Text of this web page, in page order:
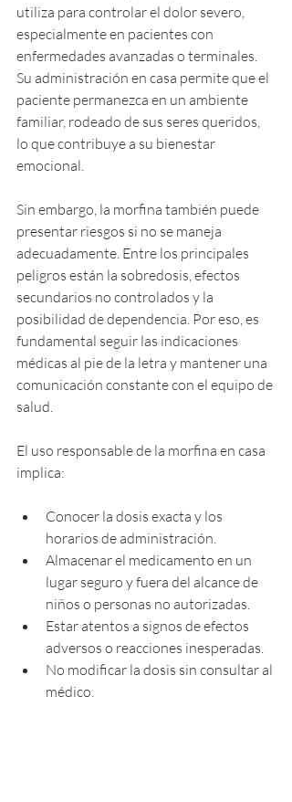
utiliza para controlar el dolor severo,
especialmente en pacientes con
enfermedades avanzadas o terminales.
Su administración en casa permite que el
paciente permanezca en un ambiente
familiar, rodeado de sus seres queridos,
lo que contribuye a su bienestar
emocional.
Sin embargo, la morfina también puede
presentar riesgos si no se maneja
adecuadamente. Entre los principales
peligros están la sobredosis, efectos
secundarios no controlados y la
posibilidad de dependencia. Por eso, es
fundamental seguir las indicaciones
médicas al pie de la letra y mantener una
comunicación constante con el equipo de
salud.
El uso responsable de la morfina en casa
implica:
Conocer la dosis exacta y los
horarios de administración.
Almacenar el medicamento en un
lugar seguro y fuera del alcance de
niños o personas no autorizadas.
Estar atentos a signos de efectos
adversos o reacciones inesperadas.
No modificar la dosis sin consultar al
médico.